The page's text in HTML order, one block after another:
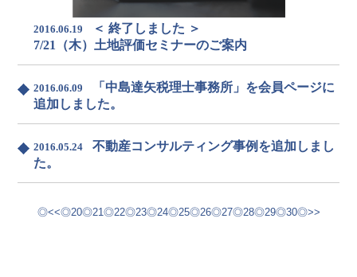
2016.06.19
＜ 終了しました ＞
7/21（木）土地評価セミナーのご案内
2016.06.09
「中島達矢税理士事務所」を会員ページに
追加しました。
2016.05.24
不動産コンサルティング事例を追加しまし
た。
<< 20 21 22 23 24 25 26 27 28 29 30 >>